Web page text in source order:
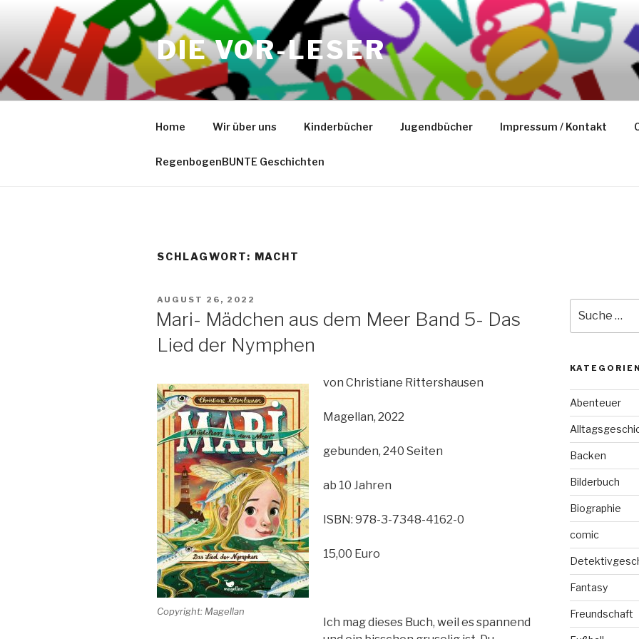
springen
DIE VOR-LESER
Home Wir über uns Kinderbücher Jugendbücher Impressum / Kontakt
RegenbogenBUNTE Geschichten
SCHLAGWORT: MACHT
VERÖFFENTLICHT
AUGUST 26, 2022
Mari- Mädchen aus dem Meer Band 5- Das
Lied der Nymphen
Copyright: Magellan
von Christiane Rittershausen
Magellan, 2022
gebunden, 240 Seiten
ab 10 Jahren
ISBN: 978-3-7348-4162-0
15,00 Euro
Ich mag dieses Buch, weil es spannend
nach:
KATEGORIEN
Abenteuer
Backen
Bilderbuch
Biographie
comic
Fantasy
Freundschaft